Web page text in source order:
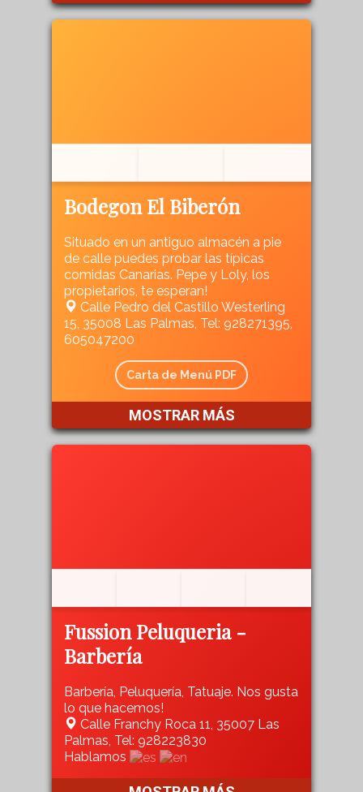
Bodegon El Biberón
Situado en un antiguo almacén a pie
de calle puedes probar las típicas
comidas Canarias. Pepe y Loly, los
propietarios, te esperan!
Calle Pedro del Castillo Westerling
15, 35008 Las Palmas, Tel: 928271395,
605047200
Carta de Menú PDF
MOSTRAR MÁS
Fussion Peluqueria -
Barbería
Barbería, Peluquería, Tatuaje. Nos gusta
lo que hacemos!
Calle Franchy Roca 11, 35007 Las
Palmas, Tel: 928223830
Hablamos